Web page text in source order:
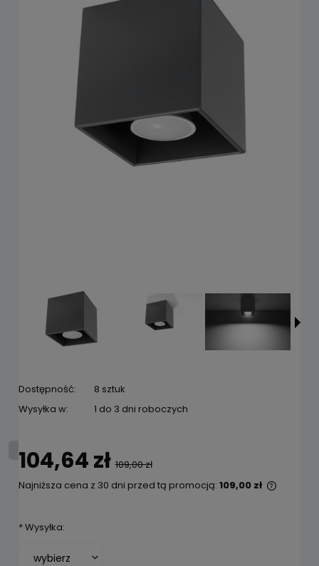
Dostępność:
8 sztuk
Wysyłka w:
1 do 3 dni roboczych
104,64 zł 109,00 zł
Najniższa cena z 30 dni przed tą promocją: 109,00 zł
*Wysyłka: